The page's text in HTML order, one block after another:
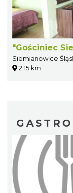
"Gościniec
Siemianowice
2.15 km